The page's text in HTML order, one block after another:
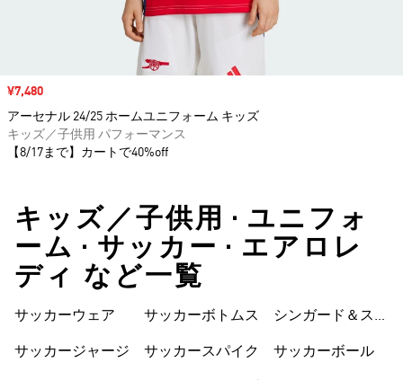
セール価格
¥7,480
アーセナル 24/25 ホームユニフォーム キッズ
キッズ／子供用 パフォーマンス
【8/17まで】カートで40%off
キッズ／子供用 • ユニフォ
ーム • サッカー • エアロレ
ディ など一覧
サッカーウェア
サッカージャージ
サッカーボトムス
サッカースパイク
シンガード＆スト
サッカーボール